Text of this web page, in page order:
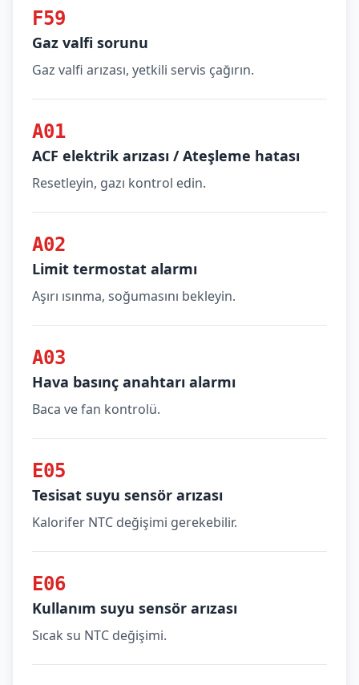
F59
Gaz valfi sorunu
Gaz valfi arızası, yetkili servis çağırın.
A01
ACF elektrik arızası / Ateşleme hatası
Resetleyin, gazı kontrol edin.
A02
Limit termostat alarmı
Aşırı ısınma, soğumasını bekleyin.
A03
Hava basınç anahtarı alarmı
Baca ve fan kontrolü.
E05
Tesisat suyu sensör arızası
Kalorifer NTC değişimi gerekebilir.
E06
Kullanım suyu sensör arızası
Sıcak su NTC değişimi.